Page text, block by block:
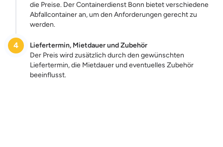
die Preise. Der Containerdienst Bonn bietet verschiedene
Abfallcontainer an, um den Anforderungen gerecht zu
werden.
4
Liefertermin, Mietdauer und Zubehör
Der Preis wird zusätzlich durch den gewünschten
Liefertermin, die Mietdauer und eventuelles Zubehör
beeinflusst.